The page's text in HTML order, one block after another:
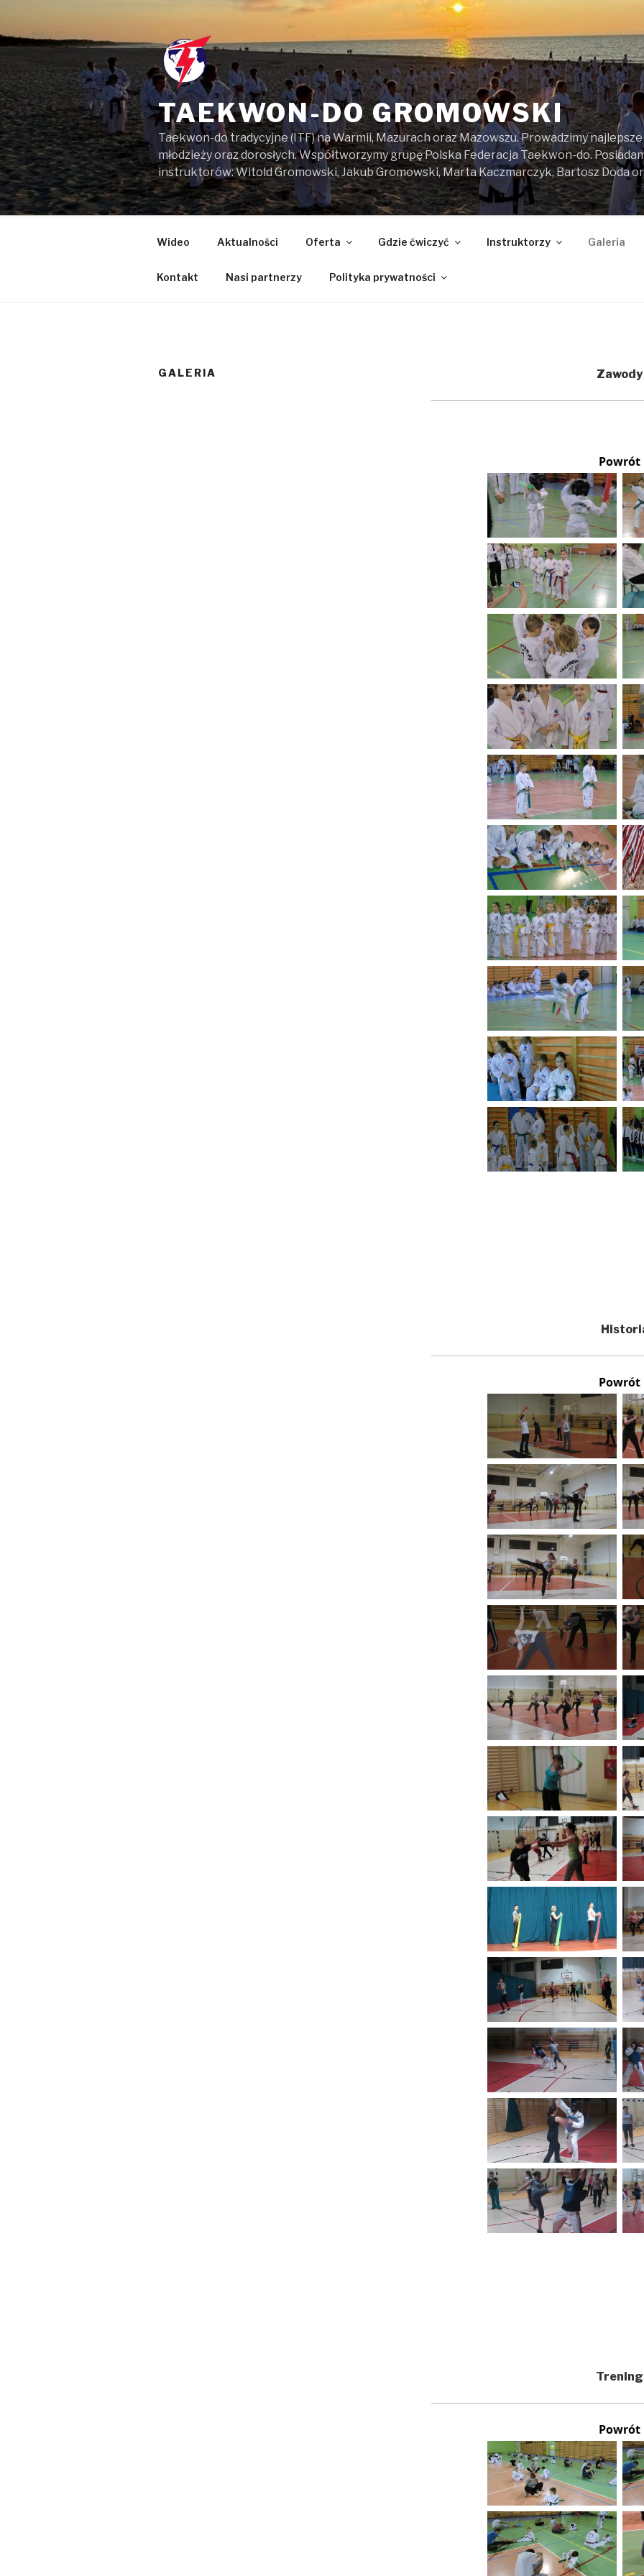
treści
TAEKWON-DO GROMOWSKI
Taekwon-do tradycyjne (ITF) na Warmii, Mazurach oraz Mazowszu. Prowadzimy
młodzieży oraz dorosłych. Współtworzymy grupę Polska Federacja Taekwon-do.
instruktorów: Witold Gromowski, Jakub Gromowski, Marta Kaczmarczyk, Bartosz Doda
Wideo Aktualności Oferta Gdzie ćwiczyć Instruktorzy Galeria
Kontakt Nasi partnerzy Polityka prywatności
GALERIA Zawody
Powrót
Powrót
Powrót